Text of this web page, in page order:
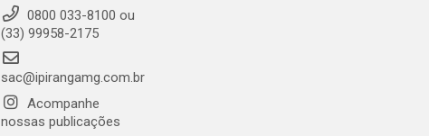
0800 033-8100 ou
(33) 99958-2175
sac@ipirangamg.com.br
Acompanhe
nossas publicações